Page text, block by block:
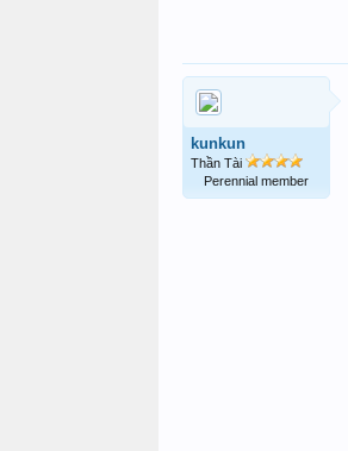
kunkun
Thần Tài
Perennial member